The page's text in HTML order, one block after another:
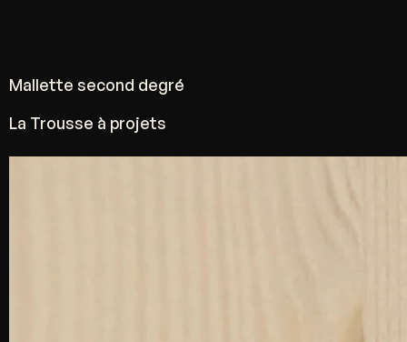
Mallette second degré
La Trousse à projets